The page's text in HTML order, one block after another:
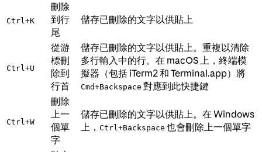
Ctrl+K
刪除
到行
尾
儲存已刪除的文字以供貼上
Ctrl+U
從游
標刪
除到
行首
儲存已刪除的文字以供貼上。重複以清除
多行輸入中的行。在 macOS 上，終端模
擬器（包括 iTerm2 和 Terminal.app）將
Cmd+Backspace 對應到此快捷鍵
Ctrl+W
刪除
上一
個單
字
儲存已刪除的文字以供貼上。在 Windows
上， Ctrl+Backspace 也會刪除上一個單字